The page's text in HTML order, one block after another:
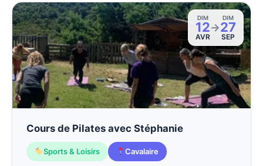
DIM
12
AVR
→
DIM
27
SEP
Cours de Pilates avec Stéphanie
Sports & Loisirs Cavalaire